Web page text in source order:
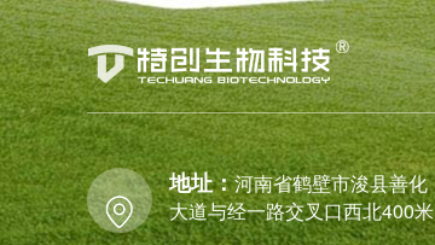
地址：河南省鹤壁市浚县善化
大道与经一路交叉口西北400米